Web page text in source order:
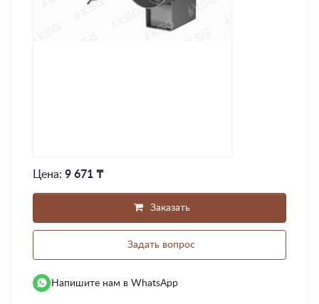
Цена: 9 671 ₸
Заказать
Задать вопрос
Напишите нам в WhatsApp